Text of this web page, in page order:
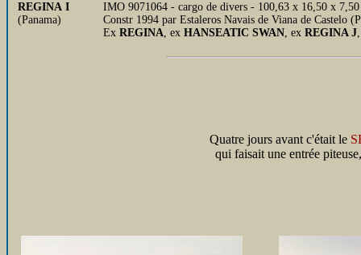
REGINA I
(Panama)
IMO 9071064 - cargo de divers - 100,63 x 16,50 x
Constr 1994 par Estaleros Navais de Viana de
Ex REGINA, ex HANSEATIC SWAN, ex REGINA J
Quatre jours avant c'était le
qui faisait une entrée